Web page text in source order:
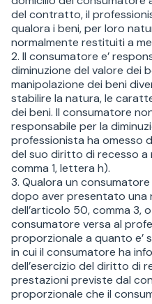
del contratto, il
qualora i beni, per loro
normalmente restituiti a
2. Il consumatore e’
diminuzione del valore dei
manipolazione dei beni
stabilire la natura, le
dei beni. Il consumatore
responsabile per la
professionista ha omesso
del suo diritto di recesso a
comma 1, lettera h).
3. Qualora un
dopo aver presentato una
dell’articolo 50, comma 3,
consumatore versa al
proporzionale a quanto
in cui il consumatore ha
dell’esercizio del diritto di
prestazioni previste dal
proporzionale che il